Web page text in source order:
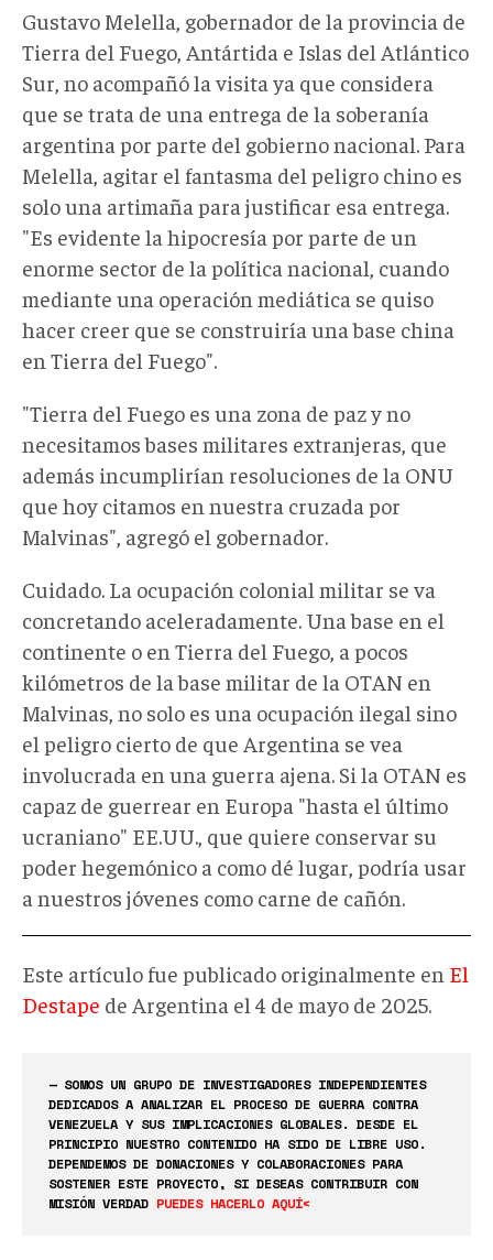
Gustavo Melella, gobernador de la provincia de
Tierra del Fuego, Antártida e Islas del Atlántico
Sur, no acompañó la visita ya que considera
que se trata de una entrega de la soberanía
argentina por parte del gobierno nacional. Para
Melella, agitar el fantasma del peligro chino es
solo una artimaña para justificar esa entrega.
"Es evidente la hipocresía por parte de un
enorme sector de la política nacional, cuando
mediante una operación mediática se quiso
hacer creer que se construiría una base china
en Tierra del Fuego".
"Tierra del Fuego es una zona de paz y no
necesitamos bases militares extranjeras, que
además incumplirían resoluciones de la ONU
que hoy citamos en nuestra cruzada por
Malvinas", agregó el gobernador.
Cuidado. La ocupación colonial militar se va
concretando aceleradamente. Una base en el
continente o en Tierra del Fuego, a pocos
kilómetros de la base militar de la OTAN en
Malvinas, no solo es una ocupación ilegal sino
el peligro cierto de que Argentina se vea
involucrada en una guerra ajena. Si la OTAN es
capaz de guerrear en Europa "hasta el último
ucraniano" EE.UU., que quiere conservar su
poder hegemónico a como dé lugar, podría usar
a nuestros jóvenes como carne de cañón.
Este artículo fue publicado originalmente en El
Destape de Argentina el 4 de mayo de 2025.
— SOMOS UN GRUPO DE INVESTIGADORES INDEPENDIENTES
DEDICADOS A ANALIZAR EL PROCESO DE GUERRA CONTRA
VENEZUELA Y SUS IMPLICACIONES GLOBALES. DESDE EL
PRINCIPIO NUESTRO CONTENIDO HA SIDO DE LIBRE USO.
DEPENDEMOS DE DONACIONES Y COLABORACIONES PARA
SOSTENER ESTE PROYECTO, SI DESEAS CONTRIBUIR CON
MISIÓN VERDAD PUEDES HACERLO AQUÍ<